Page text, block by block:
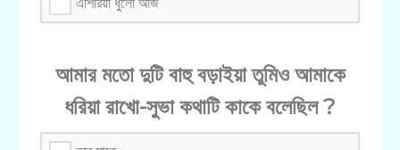
আমার মতো দুটি বাহু বড়াইয়া তুমিও আমাকে
ধরিয়া রাখো-সুভা কথাটি কাকে বলেছিল ?